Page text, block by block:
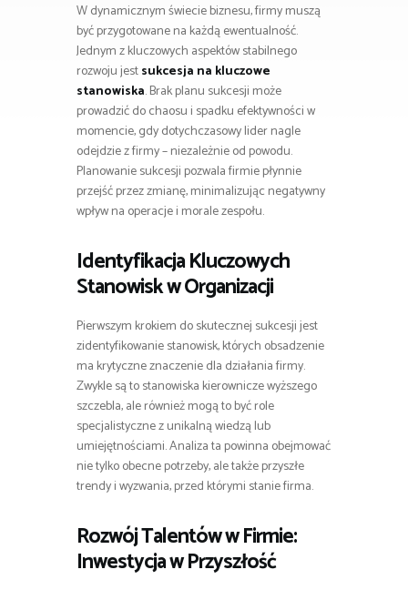
W dynamicznym świecie biznesu, firmy muszą
być przygotowane na każdą ewentualność.
Jednym z kluczowych aspektów stabilnego
rozwoju jestsukcesja na kluczowe
stanowiska. Brak planu sukcesji może
prowadzić do chaosu i spadku efektywności w
momencie, gdy dotychczasowy lider nagle
odejdzie z firmy – niezależnie od powodu.
Planowanie sukcesji pozwala firmie płynnie
przejść przez zmianę, minimalizując negatywny
wpływ na operacje i morale zespołu.
Identyfikacja Kluczowych
Stanowisk w Organizacji
Pierwszym krokiem do skutecznej sukcesji jest
zidentyfikowanie stanowisk, których obsadzenie
ma krytyczne znaczenie dla działania firmy.
Zwykle są to stanowiska kierownicze wyższego
szczebla, ale również mogą to być role
specjalistyczne z unikalną wiedzą lub
umiejętnościami. Analiza ta powinna obejmować
nie tylko obecne potrzeby, ale także przyszłe
trendy i wyzwania, przed którymi stanie firma.
Rozwój Talentów w Firmie:
Inwestycja w Przyszłość